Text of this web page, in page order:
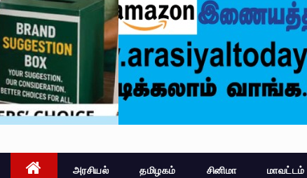
அரசியல் தமிழகம் சினிமா மாவட்டம்